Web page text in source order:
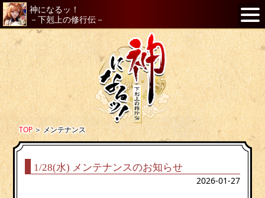
神になるッ！
－下剋上の修行伝－
TOP＞メンテナンス
1/28(水) メンテナンスのお知らせ
2026-01-27